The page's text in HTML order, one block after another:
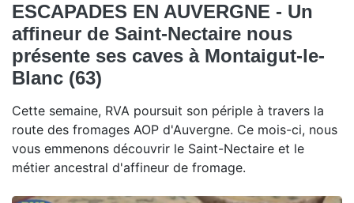
ESCAPADES EN AUVERGNE - Un
affineur de Saint-Nectaire nous
présente ses caves à Montaigut-le-
Blanc (63)
Cette semaine, RVA poursuit son périple à travers la
route des fromages AOP d'Auvergne. Ce mois-ci, nous
vous emmenons découvrir le Saint-Nectaire et le
métier ancestral d'affineur de fromage.